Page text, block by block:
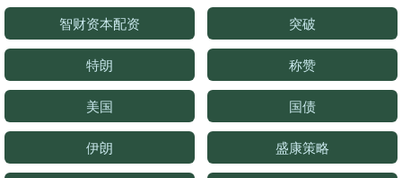
智财资本配资 突破
特朗 称赞
美国 国债
伊朗 盛康策略